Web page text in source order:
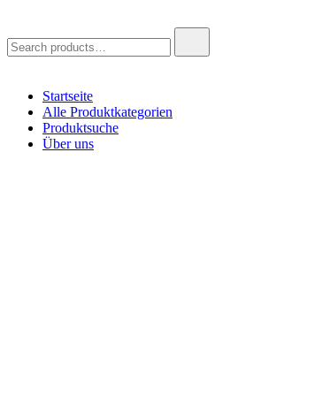
for:
Startseite
Alle Produktkategorien
Produktsuche
Über uns